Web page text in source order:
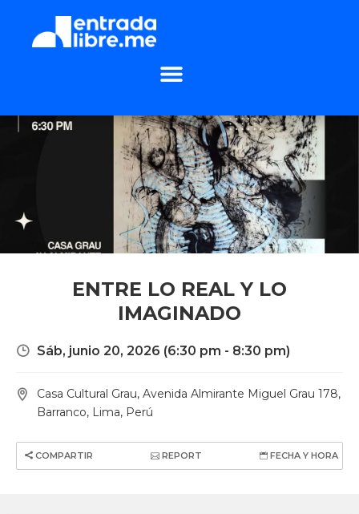
ENTRE LO REAL Y LO
IMAGINADO
Sáb, junio 20, 2026 (6:30 pm - 8:30 pm)
Casa Cultural Grau, Avenida Almirante Miguel Grau 178,
Barranco, Lima, Perú
COMPARTIR REPORT FECHA Y HORA